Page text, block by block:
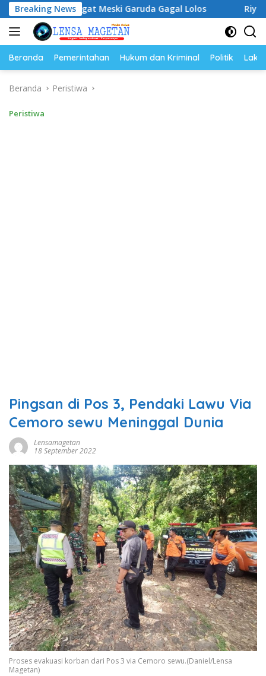
Langsung
ke
konten
Breaking News
Meski Garuda Gagal Lolos Riyono Caping
Beranda Pemerintahan Hukum dan Kriminal Politik
Beranda Peristiwa
Peristiwa
Pingsan di Pos 3, Pendaki Lawu Via
Cemoro sewu Meninggal Dunia
Lensamagetan
18 September 2022
Proses evakuasi korban dari Pos 3 via Cemoro sewu.(Daniel/Lensa
Magetan)